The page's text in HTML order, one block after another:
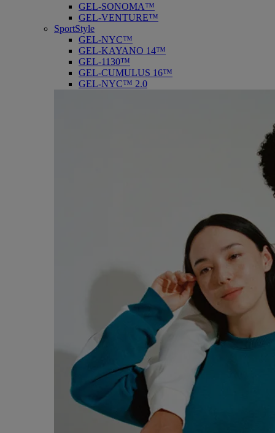
GEL-SONOMA™
GEL-VENTURE™
SportStyle
GEL-NYC™
GEL-KAYANO 14™
GEL-1130™
GEL-CUMULUS 16™
GEL-NYC™ 2.0